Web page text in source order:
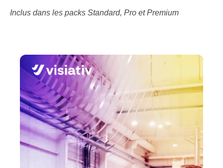
Inclus dans les packs Standard, Pro et Premium